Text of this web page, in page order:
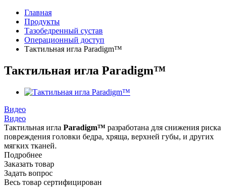
Главная
Продукты
Тазобедренный сустав
Операционный доступ
Тактильная игла Paradigm™
Тактильная игла Paradigm™
Видео
Видео
Тактильная игла Paradigm™ разработана для снижения риска
повреждения головки бедра, хряща, верхней губы, и других
мягких тканей.
Подробнее
Заказать товар
Задать вопрос
Весь товар сертифицирован